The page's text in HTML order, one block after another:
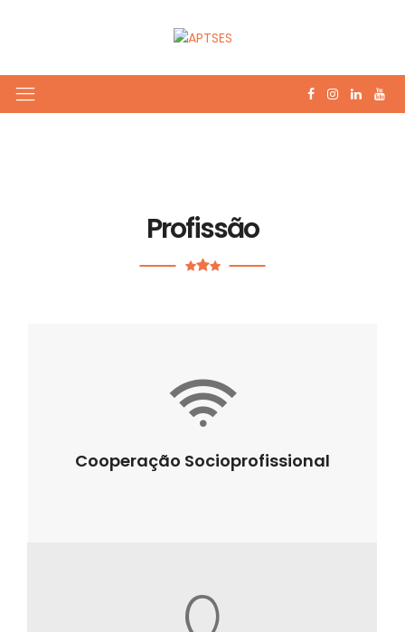
Profissão
Cooperação Socioprofissional